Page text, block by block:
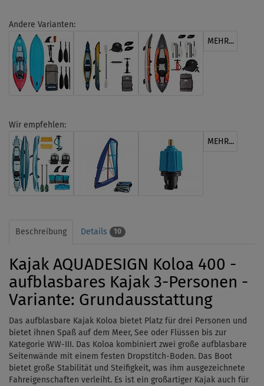
Andere Varianten:
MEHR...
Wir empfehlen:
MEHR...
Beschreibung Details 10
Kajak AQUADESIGN Koloa 400 -
aufblasbares Kajak 3-Personen -
Variante: Grundausstattung
Das aufblasbare Kajak Koloa bietet Platz für drei Personen und
bietet ihnen Spaß auf dem Meer, See oder Flüssen bis zur
Kategorie WW-III. Das Koloa kombiniert zwei große aufblasbare
Seitenwände mit einem festen Dropstitch-Boden. Das Boot
bietet große Stabilität und Steifigkeit, was ihm ausgezeichnete
Fahreigenschaften verleiht. Es ist ein großartiger Kajak auch für